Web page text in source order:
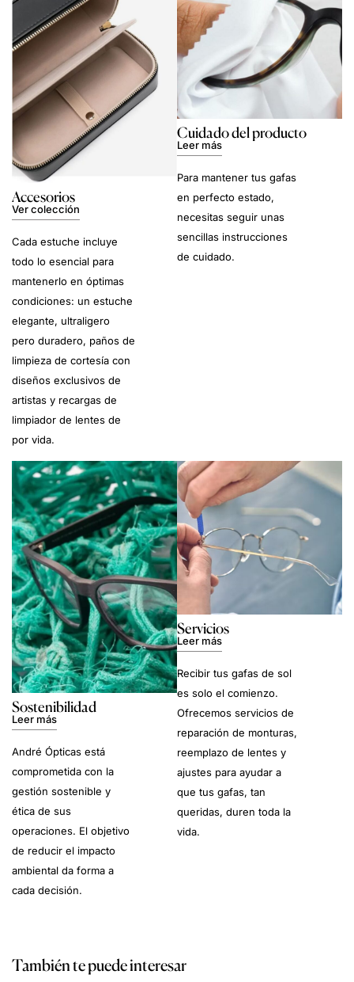
Accesorios
Ver colección
Cada estuche incluye
todo lo esencial para
mantenerlo en óptimas
condiciones: un estuche
elegante, ultraligero
pero duradero, paños de
limpieza de cortesía con
diseños exclusivos de
artistas y recargas de
limpiador de lentes de
por vida.
Cuidado del producto
Leer más
Para mantener tus gafas
en perfecto estado,
necesitas seguir unas
sencillas instrucciones
de cuidado.
Sostenibilidad
Leer más
André Ópticas está
comprometida con la
gestión sostenible y
ética de sus
operaciones. El objetivo
de reducir el impacto
ambiental da forma a
cada decisión.
Servicios
Leer más
Recibir tus gafas de sol
es solo el comienzo.
Ofrecemos servicios de
reparación de monturas,
reemplazo de lentes y
ajustes para ayudar a
que tus gafas, tan
queridas, duren toda la
vida.
También te puede interesar